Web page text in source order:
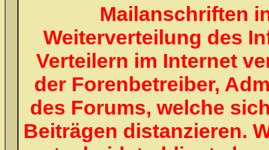
Mailanschriften
Weiterverteilung des
Verteilern im Internet
der Forenbetreiber,
des Forums, welche
Beiträgen distanzieren.